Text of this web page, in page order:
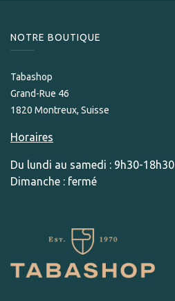
NOTRE BOUTIQUE
Tabashop
Grand-Rue 46
1820 Montreux, Suisse
Horaires
Du lundi au samedi : 9h30-18h30
Dimanche : fermé